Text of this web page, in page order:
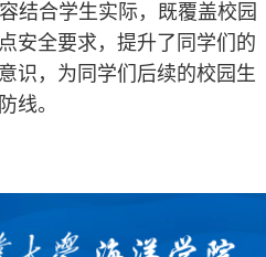
结合学生实际，既覆盖校园
安全要求，提升了同学们的
识，为同学们后续的校园生
线。